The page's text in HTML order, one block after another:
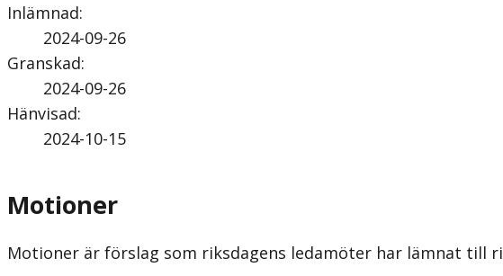
Inlämnad:
2024-09-26
Granskad:
2024-09-26
Hänvisad:
2024-10-15
Motioner
Motioner är förslag som riksdagens ledamöter har lämnat till